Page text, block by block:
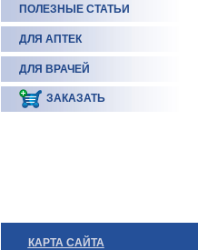
ПОЛЕЗНЫЕ СТАТЬИ
ДЛЯ АПТЕК
ДЛЯ ВРАЧЕЙ
ЗАКАЗАТЬ
КАРТА САЙТА